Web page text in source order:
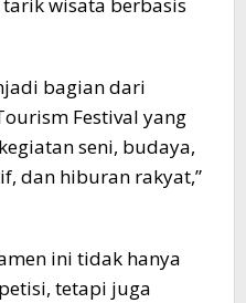
wisata berbasis
bagian dari
Festival yang
seni, budaya,
dan hiburan rakyat,”
ini tidak hanya
tetapi juga